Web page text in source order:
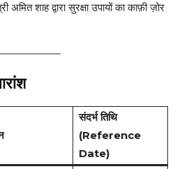
अमित शाह द्वारा सुरक्षा उपायों का काफ़ी ज़ोर
संदर्भ तिथि
(Reference
Date)